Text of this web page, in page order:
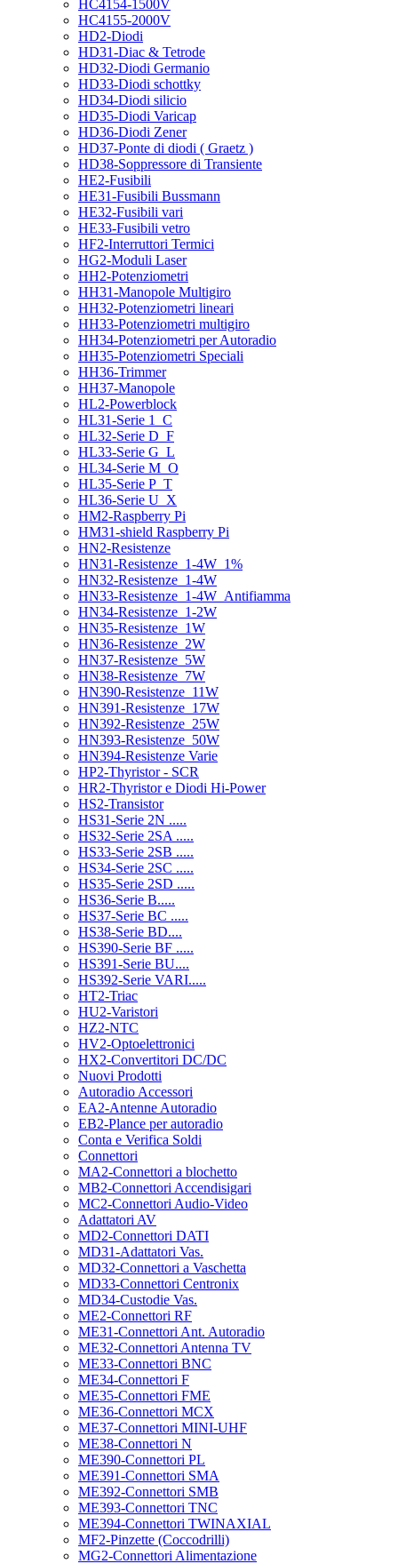
HC4154-1500V
HC4155-2000V
HD2-Diodi
HD31-Diac & Tetrode
HD32-Diodi Germanio
HD33-Diodi schottky
HD34-Diodi silicio
HD35-Diodi Varicap
HD36-Diodi Zener
HD37-Ponte di diodi ( Graetz )
HD38-Soppressore di Transiente
HE2-Fusibili
HE31-Fusibili Bussmann
HE32-Fusibili vari
HE33-Fusibili vetro
HF2-Interruttori Termici
HG2-Moduli Laser
HH2-Potenziometri
HH31-Manopole Multigiro
HH32-Potenziometri lineari
HH33-Potenziometri multigiro
HH34-Potenziometri per Autoradio
HH35-Potenziometri Speciali
HH36-Trimmer
HH37-Manopole
HL2-Powerblock
HL31-Serie 1_C
HL32-Serie D_F
HL33-Serie G_L
HL34-Serie M_O
HL35-Serie P_T
HL36-Serie U_X
HM2-Raspberry Pi
HM31-shield Raspberry Pi
HN2-Resistenze
HN31-Resistenze_1-4W_1%
HN32-Resistenze_1-4W
HN33-Resistenze_1-4W_Antifiamma
HN34-Resistenze_1-2W
HN35-Resistenze_1W
HN36-Resistenze_2W
HN37-Resistenze_5W
HN38-Resistenze_7W
HN390-Resistenze_11W
HN391-Resistenze_17W
HN392-Resistenze_25W
HN393-Resistenze_50W
HN394-Resistenze Varie
HP2-Thyristor - SCR
HR2-Thyristor e Diodi Hi-Power
HS2-Transistor
HS31-Serie 2N .....
HS32-Serie 2SA .....
HS33-Serie 2SB .....
HS34-Serie 2SC .....
HS35-Serie 2SD .....
HS36-Serie B.....
HS37-Serie BC .....
HS38-Serie BD....
HS390-Serie BF .....
HS391-Serie BU....
HS392-Serie VARI.....
HT2-Triac
HU2-Varistori
HZ2-NTC
HV2-Optoelettronici
HX2-Convertitori DC/DC
Nuovi Prodotti
Autoradio Accessori
EA2-Antenne Autoradio
EB2-Plance per autoradio
Conta e Verifica Soldi
Connettori
MA2-Connettori a blochetto
MB2-Connettori Accendisigari
MC2-Connettori Audio-Video
Adattatori AV
MD2-Connettori DATI
MD31-Adattatori Vas.
MD32-Connettori a Vaschetta
MD33-Connettori Centronix
MD34-Custodie Vas.
ME2-Connettori RF
ME31-Connettori Ant. Autoradio
ME32-Connettori Antenna TV
ME33-Connettori BNC
ME34-Connettori F
ME35-Connettori FME
ME36-Connettori MCX
ME37-Connettori MINI-UHF
ME38-Connettori N
ME390-Connettori PL
ME391-Connettori SMA
ME392-Connettori SMB
ME393-Connettori TNC
ME394-Connettori TWINAXIAL
MF2-Pinzette (Coccodrilli)
MG2-Connettori Alimentazione